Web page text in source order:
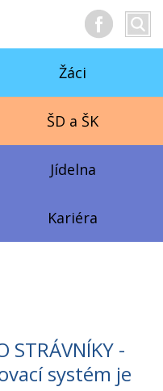
text
Žáci
ŠD a ŠK
Jídelna
Kariéra
STRÁVNÍKY -
systém je